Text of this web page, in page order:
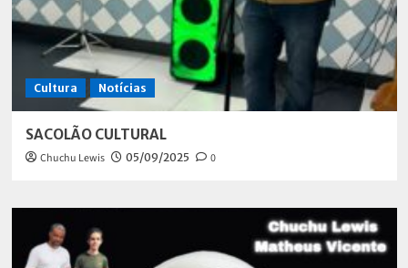
Cultura Notícias
SACOLÃO CULTURAL
Chuchu Lewis 05/09/2025 0